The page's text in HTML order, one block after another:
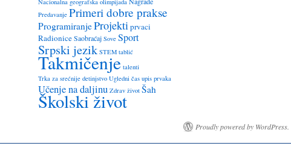
Nacionalna geografska olimpijada
Predavanje Primeri dobre prakse
ProgramiranjeProjektiprvaci
RadioniceSaobraćaj Sove Sport
Srpski jezik STEM tablić
Takmičenje talenti
Trka za srećnije detinjstvo Ugledni čas upis prvaka
Učenje na daljinu Zdrav život Šah
Školski život
Proudly powered by WordPress.